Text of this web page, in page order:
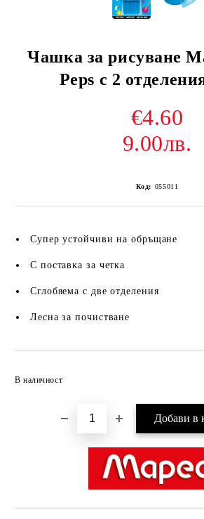
Чашка за рисуване
Peps с 2
€4.60
9.00лв.
Код: 055011
Супер устойчиви на обръщане
С поставка за четка
Сглобяема с две отделения
Лесна за почистване
В наличност